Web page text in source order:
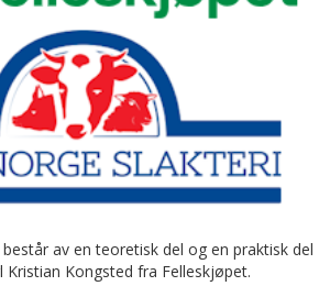
av en teoretisk del og en praktisk del
Kristian Kongsted fra Felleskjøpet.